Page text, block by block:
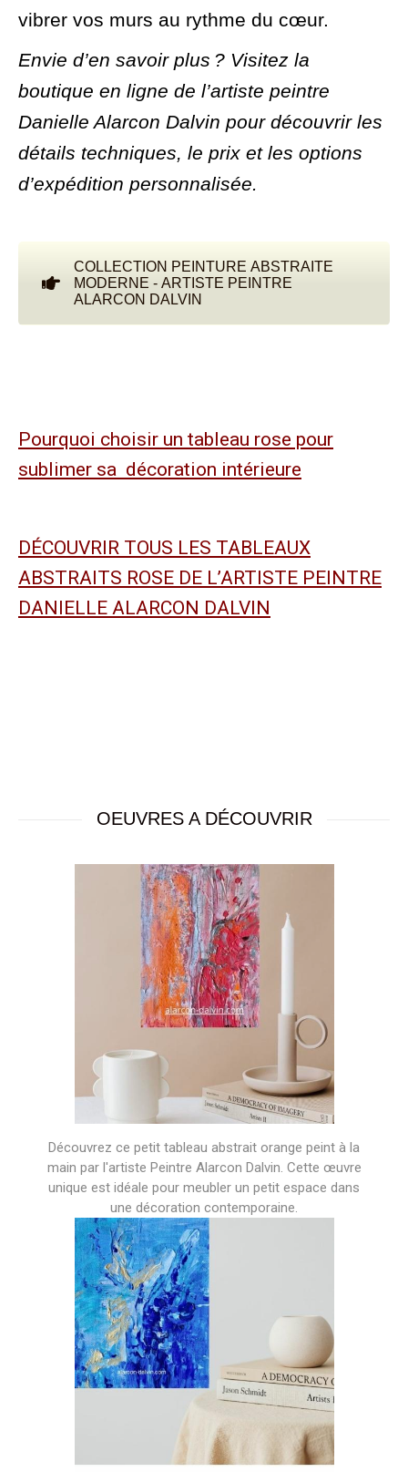
vibrer vos murs au rythme du cœur.
Envie d’en savoir plus ? Visitez la
boutique en ligne de l’artiste peintre
Danielle Alarcon Dalvin pour découvrir les
détails techniques, le prix et les options
d’expédition personnalisée.
COLLECTION PEINTURE ABSTRAITE
MODERNE - ARTISTE PEINTRE
ALARCON DALVIN
Pourquoi choisir un tableau rose pour
sublimer sa décoration intérieure
DÉCOUVRIR TOUS LES TABLEAUX
ABSTRAITS ROSE DE L’ARTISTE PEINTRE
DANIELLE ALARCON DALVIN
OEUVRES A DÉCOUVRIR
Découvrez ce petit tableau abstrait orange peint à la
main par l'artiste Peintre Alarcon Dalvin. Cette œuvre
unique est idéale pour meubler un petit espace dans
une décoration contemporaine.